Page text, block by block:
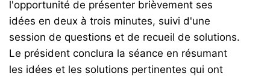
l'opportunité de présenter brièvement ses
idées en deux à trois minutes, suivi d'une
session de questions et de recueil de solutions.
Le président conclura la séance en résumant
les idées et les solutions pertinentes qui ont